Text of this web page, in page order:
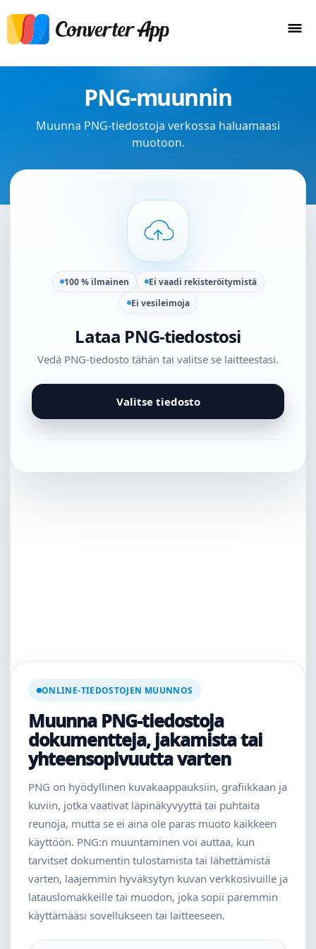
PNG-muunnin
Muunna PNG-tiedostoja verkossa haluamaasi
muotoon.
100 % ilmainen
Ei vaadi rekisteröitymistä
Ei vesileimoja
Lataa PNG-tiedostosi
Vedä PNG-tiedosto tähän tai valitse se laitteestasi.
Valitse tiedosto
ONLINE-TIEDOSTOJEN MUUNNOS
Muunna PNG-tiedostoja
dokumentteja, jakamista tai
yhteensopivuutta varten
PNG on hyödyllinen kuvakaappauksiin, grafiikkaan ja
kuviin, jotka vaativat läpinäkyvyyttä tai puhtaita
reunoja, mutta se ei aina ole paras muoto kaikkeen
käyttöön. PNG:n muuntaminen voi auttaa, kun
tarvitset dokumentin tulostamista tai lähettämistä
varten, laajemmin hyväksytyn kuvan verkkosivuille ja
latauslomakkeille tai muodon, joka sopii paremmin
käyttämääsi sovellukseen tai laitteeseen.